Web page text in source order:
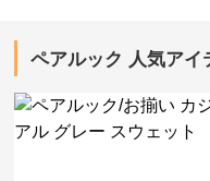
ペアルック 人気アイ